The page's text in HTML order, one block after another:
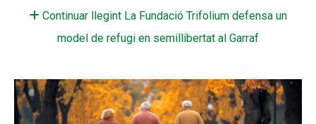
Continuar llegint La Fundació Trifolium defensa un
model de refugi en semillibertat al Garraf
COL·LABORA
Fes un donatiu
Treballa amb nosaltres
COL·LABORA
Fes un donatiu
Treballa amb nosaltres